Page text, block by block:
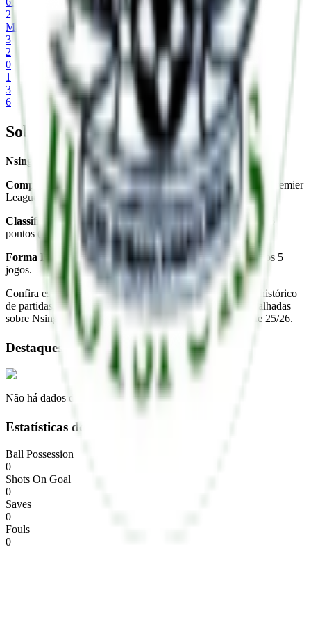
2
Madlenya
3
2
0
1
3
6
Sobre o Time
Nsingizini Hotspursé um time de futebol da Eswatini.
Competição: Nsingizini Hotspurs participa da Swazi MTN Premier
League 25/26.
Classificação:
Nsingizini Hotspurs está na 1ª posição com 65
pontos (20 vitórias, 5 empates, 5 derrotas em 30 jogos).
Forma Recente:3 vitórias, 0 empates, 2 derrotas nos últimos 5
jogos.
Confira estatísticas completas, escalação, próximos jogos, histórico
de partidas, transferências, classificação e informações detalhadas
sobre Nsingizini Hotspurs na Swazi MTN Premier League 25/26.
Destaques
Não há dados disponíveis
Estatísticas do time
Ball Possession
0
Shots On Goal
0
Saves
0
Fouls
0